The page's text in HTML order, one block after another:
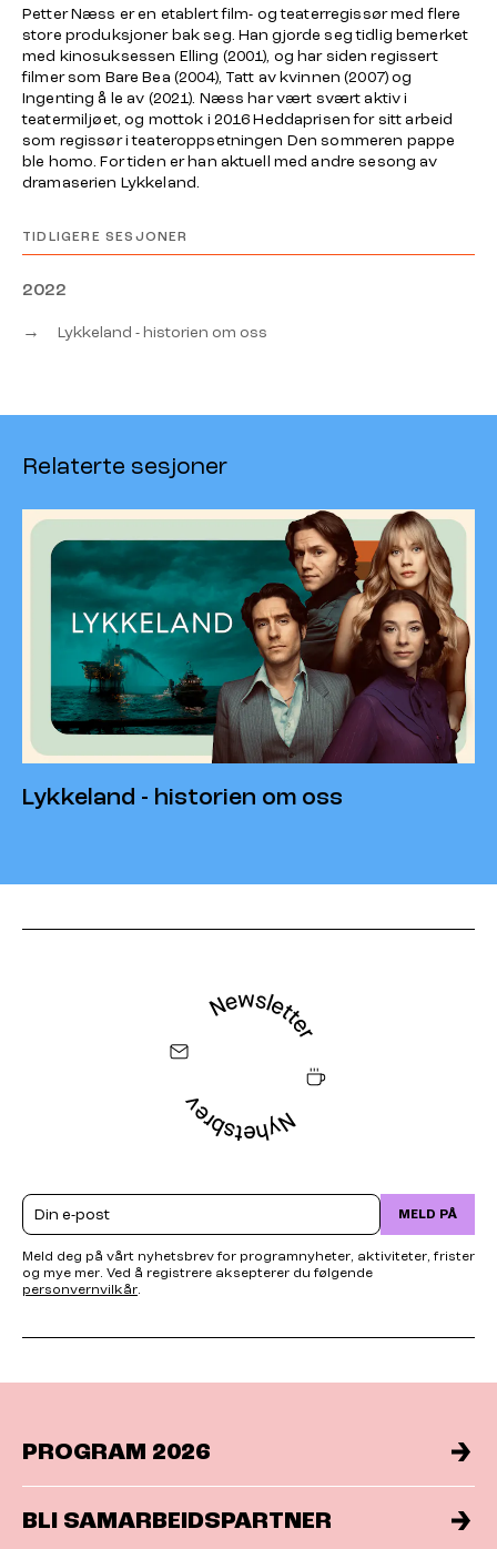
Petter Næss er en etablert film- og teaterregissør med flere
store produksjoner bak seg. Han gjorde seg tidlig bemerket
med kinosuksessen Elling (2001), og har siden regissert
filmer som Bare Bea (2004), Tatt av kvinnen(2007) og
Ingenting å le av (2021). Næss har vært svært aktiv i
teatermiljøet, og mottok i 2016 Heddaprisen for sitt arbeid
som regissør i teateroppsetningen Den sommeren pappe
ble homo. For tiden er han aktuell med andre sesong av
dramaserien Lykkeland.
TIDLIGERE SESJONER
2022
→ Lykkeland - historien om oss
Relaterte sesjoner
Lykkeland - historien om oss
Email MELD PÅ
Meld deg på vårt nyhetsbrev for programnyheter, aktiviteter, frister
og mye mer. Ved å registrere aksepterer du følgende
personvernvilkår.
PROGRAM 2026
BLI SAMARBEIDSPARTNER